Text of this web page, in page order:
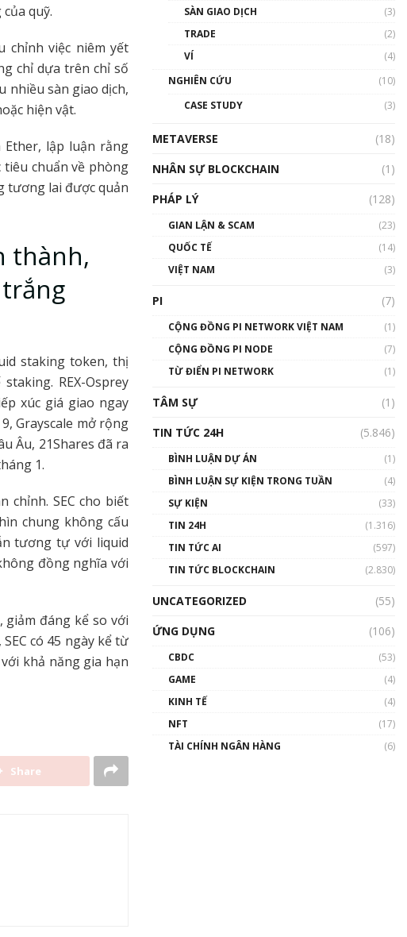
quỹ.
chỉnh việc niêm yết
chỉ dựa trên chỉ số
nhiều sàn giao dịch,
hiện vật.
Ether, lập luận rằng
tiêu chuẩn về phòng
tương lai được quản
thành,
staking token, thị
REX-Osprey
xúc giá giao ngay
Grayscale mở rộng
Âu, 21Shares đã ra
1.
SEC cho biết
chung không cấu
tương tự với liquid
đồng nghĩa với
đáng kể so với
có 45 ngày kể từ
khả năng gia hạn
Share
01:34:46
01:32:59
Talkshow17: Mùa đông
Crypto – Chiếc khăn gió ấm
01:49:30
Talkshow 14: MemeCoin –
SÀN GIAO DỊCH
(3)
TRADE
(2)
VÍ
(4)
NGHIÊN CỨU
(10)
CASE STUDY
(3)
METAVERSE
(18)
NHÂN SỰ BLOCKCHAIN
(1)
PHÁP LÝ
(128)
GIAN LẬN & SCAM
(23)
QUỐC TẾ
(14)
VIỆT NAM
(3)
PI (7)
CỘNG ĐỒNG PI NETWORK VIỆT NAM
(1)
CỘNG ĐỒNG PI NODE
(7)
TỪ ĐIỂN PI NETWORK
(1)
TÂM SỰ
(1)
TIN TỨC 24H
(5.846)
BÌNH LUẬN DỰ ÁN
(1)
BÌNH LUẬN SỰ KIỆN TRONG TUẦN
(4)
SỰ KIỆN
(33)
TIN 24H
(1.316)
TIN TỨC AI
(597)
TIN TỨC BLOCKCHAIN
(2.830)
UNCATEGORIZED
(55)
ỨNG DỤNG
(106)
CBDC
(53)
GAME
(4)
KINH TẾ
(4)
NFT
(17)
TÀI CHÍNH NGÂN HÀNG
(6)